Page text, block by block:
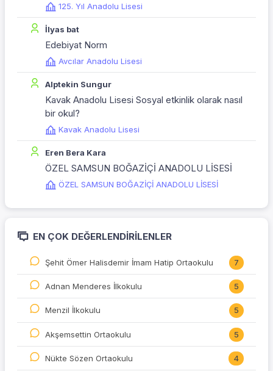
125. Yıl Anadolu Lisesi
İlyas bat
Edebiyat Norm
Avcılar Anadolu Lisesi
Alptekin Sungur
Kavak Anadolu Lisesi Sosyal etkinlik olarak nasıl
bir okul?
Kavak Anadolu Lisesi
Eren Bera Kara
ÖZEL SAMSUN BOĞAZİÇİ ANADOLU LİSESİ
ÖZEL SAMSUN BOĞAZİÇİ ANADOLU LİSESİ
EN ÇOK DEĞERLENDIRILENLER
Şehit Ömer Halisdemir İmam Hatip Ortaokulu 7
Adnan Menderes İlkokulu 5
Menzil İlkokulu 5
Akşemsettin Ortaokulu 5
Nükte Sözen Ortaokulu 4